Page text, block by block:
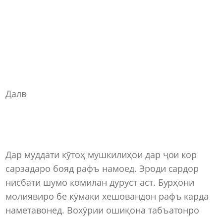
Далв
Дар муддати кӯтоҳ мушкилиҳои дар ҷои кор
сарзадаро бояд рафъ намоед. Эроди сардор
нисбати шумо комилан дуруст аст. Бурҳони
молиявиро бе кӯмаки хешовандон рафъ карда
наметавонед. Вохӯрии ошиқона табъатонро